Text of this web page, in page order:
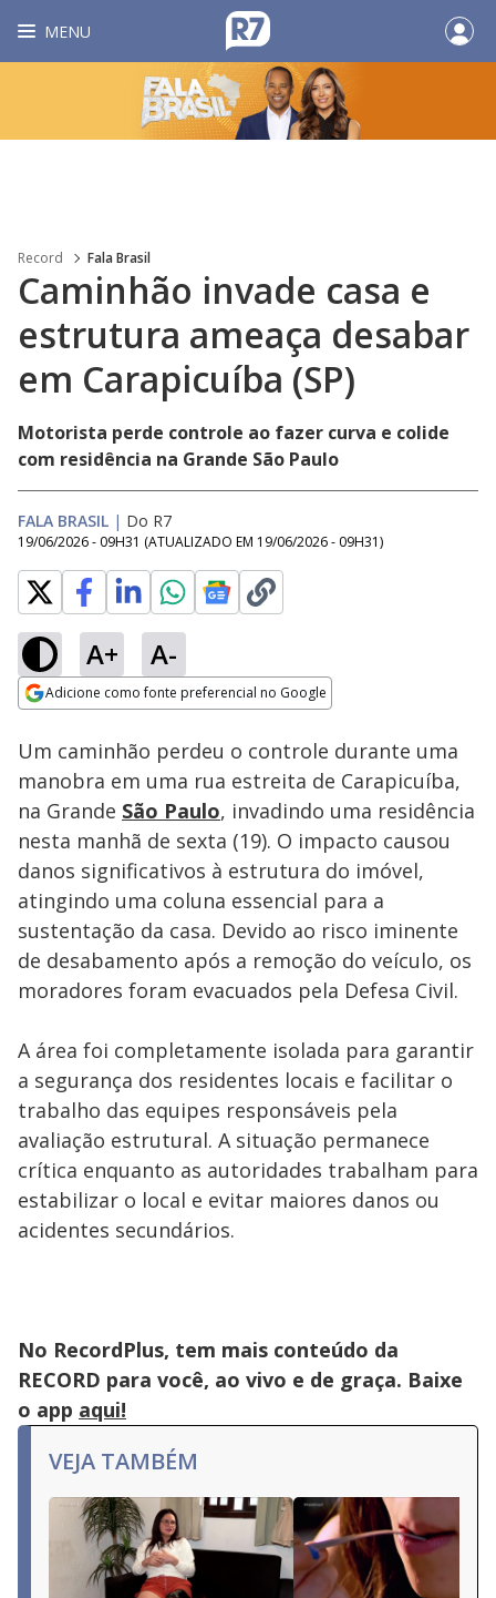
MENU
Record Fala Brasil
Caminhão invade casa e
estrutura ameaça desabar
em Carapicuíba (SP)
Motorista perde controle ao fazer curva e colide
com residência na Grande São Paulo
FALA BRASIL | Do R7
19/06/2026 - 09H31 (ATUALIZADO EM 19/06/2026 - 09H31)
A+ A-
Adicione como fonte preferencial no Google
Ativar
87.02%
Um caminhão perdeu o controle durante uma
manobra em uma rua estreita de Carapicuíba,
na Grande São Paulo, invadindo uma residência
nesta manhã de sexta (19). O impacto causou
danos significativos à estrutura do imóvel,
atingindo uma coluna essencial para a
sustentação da casa. Devido ao risco iminente
de desabamento após a remoção do veículo, os
moradores foram evacuados pela Defesa Civil.
A área foi completamente isolada para garantir
a segurança dos residentes locais e facilitar o
trabalho das equipes responsáveis pela
avaliação estrutural. A situação permanece
crítica enquanto as autoridades trabalham para
estabilizar o local e evitar maiores danos ou
acidentes secundários.
No RecordPlus, tem mais conteúdo da
RECORD para você, ao vivo e de graça. Baixe
o app aqui!
VEJA TAMBÉM